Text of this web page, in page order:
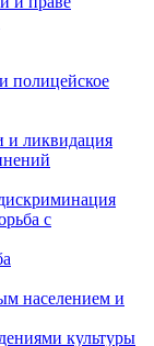
полицейское
и ликвидация
с
населением и
культуры